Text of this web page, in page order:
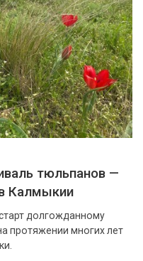
тюльпанов —
Калмыкии
долгожданному
протяжении многих лет